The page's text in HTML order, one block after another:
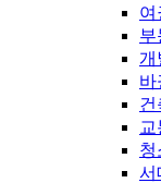
여
부
개
바
건
청
서